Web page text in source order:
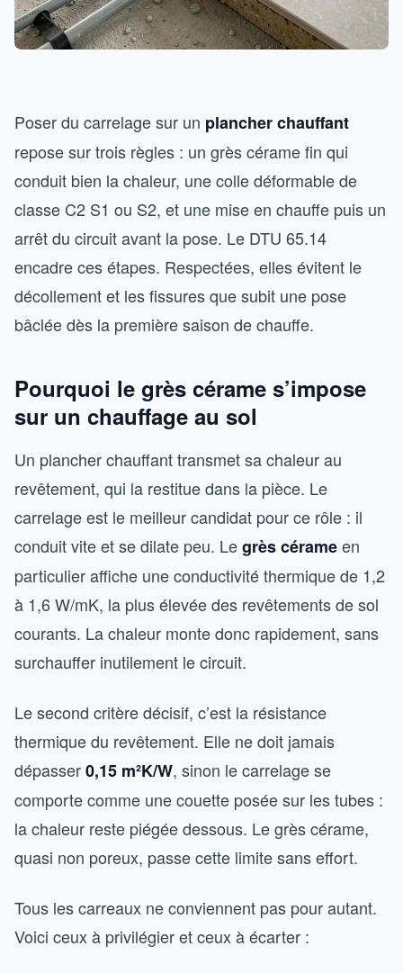
Poser du carrelage sur un plancher chauffant
repose sur trois règles : un grès cérame fin qui
conduit bien la chaleur, une colle déformable de
classe C2 S1 ou S2, et une mise en chauffe puis un
arrêt du circuit avant la pose. Le DTU 65.14
encadre ces étapes. Respectées, elles évitent le
décollement et les fissures que subit une pose
bâclée dès la première saison de chauffe.
Pourquoi le grès cérame s’impose
sur un chauffage au sol
Un plancher chauffant transmet sa chaleur au
revêtement, qui la restitue dans la pièce. Le
carrelage est le meilleur candidat pour ce rôle : il
conduit vite et se dilate peu. Legrès cérameen
particulier affiche une conductivité thermique de 1,2
à 1,6 W/mK, la plus élevée des revêtements de sol
courants. La chaleur monte donc rapidement, sans
surchauffer inutilement le circuit.
Le second critère décisif, c’est la résistance
thermique du revêtement. Elle ne doit jamais
dépasser0,15 m²K/W, sinon le carrelage se
comporte comme une couette posée sur les tubes :
la chaleur reste piégée dessous. Le grès cérame,
quasi non poreux, passe cette limite sans effort.
Tous les carreaux ne conviennent pas pour autant.
Voici ceux à privilégier et ceux à écarter :